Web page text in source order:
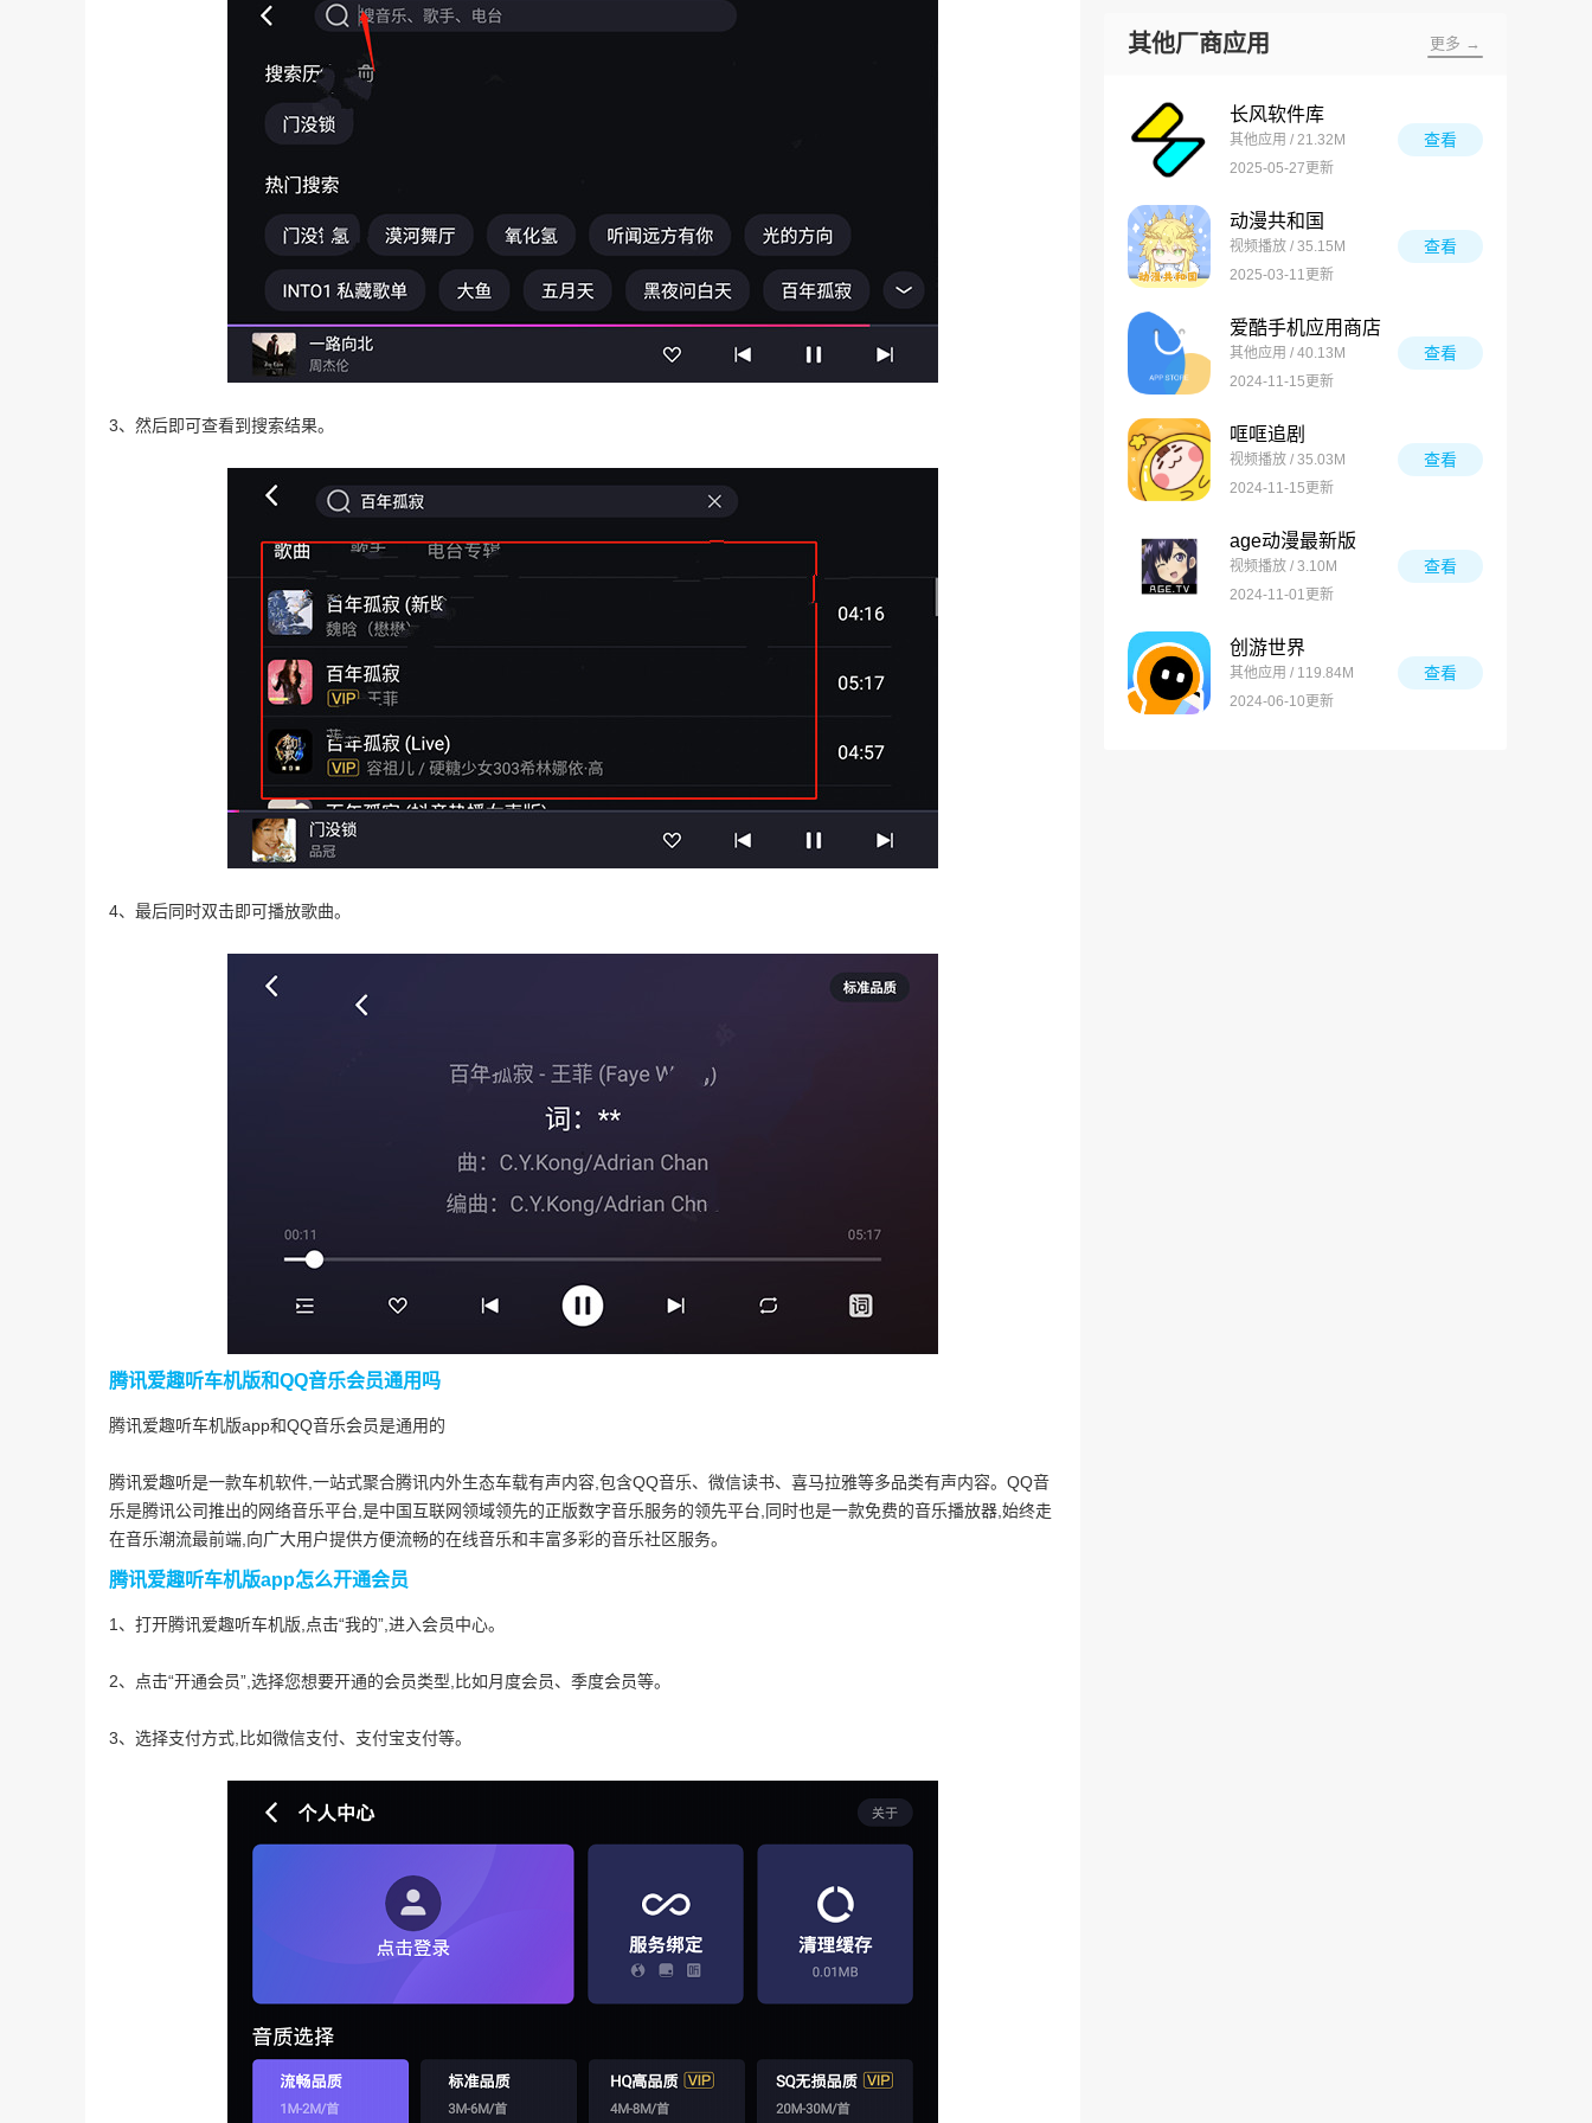
3、然后即可查看到搜索结果。
4、最后同时双击即可播放歌曲。
腾讯爱趣听车机版和QQ音乐会员通用吗
腾讯爱趣听车机版app和QQ音乐会员是通用的
腾讯爱趣听是一款车机软件,一站式聚合腾讯内外生态车载有声内容,包含QQ音乐、微信读书、喜马拉雅等多品类有声内容。QQ音
乐是腾讯公司推出的网络音乐平台,是中国互联网领域领先的正版数字音乐服务的领先平台,同时也是一款免费的音乐播放器,始终走
在音乐潮流最前端,向广大用户提供方便流畅的在线音乐和丰富多彩的音乐社区服务。
腾讯爱趣听车机版app怎么开通会员
1、打开腾讯爱趣听车机版,点击“我的”,进入会员中心。
2、点击“开通会员”,选择您想要开通的会员类型,比如月度会员、季度会员等。
3、选择支付方式,比如微信支付、支付宝支付等。
其他厂商应用 更多 →
长风软件库
其他应用 / 21.32M
2025-05-27更新
查看
动漫共和国
视频播放 / 35.15M
2025-03-11更新
查看
爱酷手机应用商店
其他应用 / 40.13M
2024-11-15更新
查看
哐哐追剧
视频播放 / 35.03M
2024-11-15更新
查看
age动漫最新版
视频播放 / 3.10M
2024-11-01更新
查看
创游世界
其他应用 / 119.84M
2024-06-10更新
查看